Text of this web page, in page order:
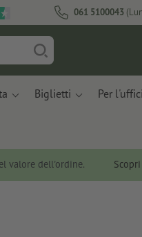
061 5100043
Biglietti Per
valore dell'ordine.